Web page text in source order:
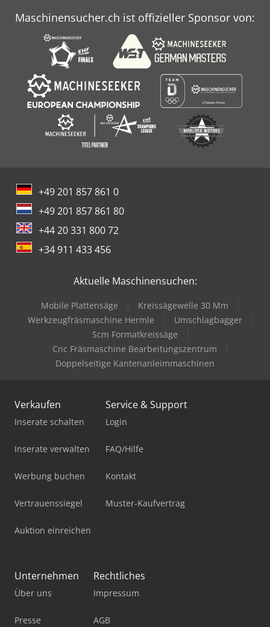
Maschinensucher.ch ist offizieller Sponsor von:
+49 201 857 861 0
+49 201 857 861 80
+44 20 331 800 72
+34 911 433 456
Aktuelle Maschinensuchen:
Mobile Plattensäge
Kreissägewelle 30 Mm
Werkzeugfräsmaschine Hermle
Umschlagbagger
Scm Formatkreissäge
Cnc Fräsmaschine Bearbeitungszentrum
Doppelseitige Kantenanleimmaschinen
Verkaufen
Inserate schalten
Inserate verwalten
Werbung buchen
Vertrauenssiegel
Auktion einreichen
Service & Support
Login
FAQ/Hilfe
Kontakt
Muster-Kaufvertrag
Unternehmen
Über uns
Presse
Rechtliches
Impressum
AGB